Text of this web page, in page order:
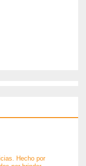
Hecho por